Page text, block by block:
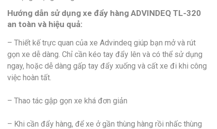
Hướng dẫn sử dụng xe đẩy hàng ADVINDEQ TL-320
an toàn và hiệu quả:
– Thiết kế trực quan của xe Advindeq giúp bạn mở và rút
gọn xe dễ dàng. Chỉ cần kéo tay đẩy lên và có thể sử dụng
ngay, hoặc dễ dàng gấp tay đẩy xuống và cất xe đi khi công
việc hoàn tất.
– Thao tác gập gọn xe khá đơn giản
– Khi cần đẩy hàng, để xe ở gần thùng hàng rồi nhấc thùng